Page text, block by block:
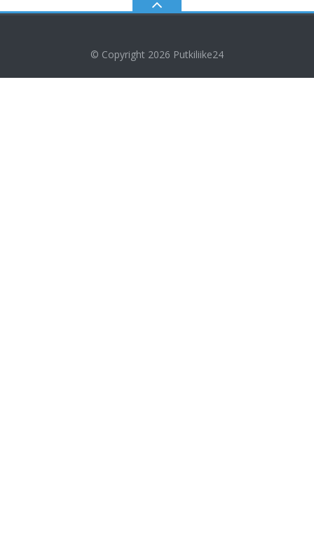
© Copyright 2026 Putkiliike24